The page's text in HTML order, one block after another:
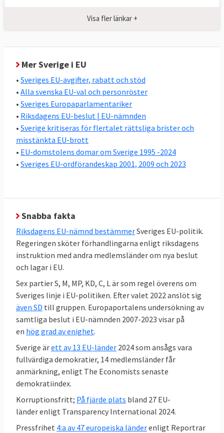
Sverige oavsett regering nästan alltid
Stor enighet i svensk EU-politik
Den ordinarie lagstiftningen i EU beslutas av
det folkvalda Europaparlamentet och EU-
ländernas regeringar i ministerrådet
tillsammans. I riksdagsvalet 2022 valde
svenska folket vilka partier som ska styra
svensk EU-politik i ministerrådet. Ordningen
är att riksdagens EU-nämnd, där alla partier
är representerade, bestämmer EU-politiken
En stor kartläggning av Europaportalen
enighet i EU-frågor hos en majoritet
av riksdagspartierna i Sverige . Under
regeringen Kristerssons första år var sex
partier S, M,C,KD,MP och L helt överens i 72
procent av samtliga 286 EU-frågor, stora
som små. För första gången var
Sverigedemokraterna det partiet utanför
regeringensom minst gick emot
EU-politik, vilket är en tydlig förändring mot
SD:s tidigare hållning.
Visa fler länkar +
Mer Sverige i EU
• Sveriges EU-avgifter, rabatt och stöd
• Alla svenska EU-val och personröster
• Sveriges Europaparlamentariker
• Riksdagens EU-beslut | EU-nämnden
• Sverige kritiseras för flertalet rättsliga brister och
misstänkta EU-brott
• EU-domstolens domar om Sverige 1995 -2024
• Sveriges EU-ordförandeskap 2001, 2009 och 2023
Snabba fakta
Riksdagens EU-nämnd bestämmerSveriges EU-politik.
Regeringen sköter förhandlingarna enligt riksdagens
instruktion med andra medlemsländer om nya beslut
och lagar i EU.
Sex partier S, M, MP, KD, C, L är som regel överens om
Sveriges linje i EU-politiken. Efter valet 2022 anslöt sig
även SD till gruppen. Europaportalens undersökning av
samtliga beslut i EU-nämnden 2007-2023 visar på
en hög grad av enighet.
Sverige ärett av 13 EU-länder 2024 som ansågs vara
fullvärdiga demokratier, 14 medlemsländer får
anmärkning, enligt The Economists senaste
demokratiindex.
Korruptionsfritt; På fjärde plats bland 27 EU-
länder enligt Transparency International 2024.
Pressfrihet 4:a av 47 europeiska länderenligt Reportrar